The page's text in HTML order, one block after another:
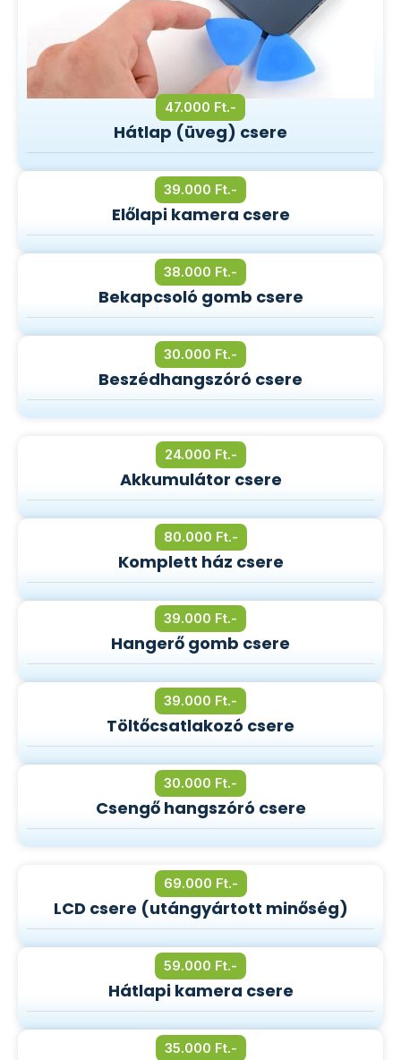
47.000 Ft.-
Hátlap (üveg) csere
39.000 Ft.-
Előlapi kamera csere
38.000 Ft.-
Bekapcsoló gomb csere
30.000 Ft.-
Beszédhangszóró csere
24.000 Ft.-
Akkumulátor csere
80.000 Ft.-
Komplett ház csere
39.000 Ft.-
Hangerő gomb csere
39.000 Ft.-
Töltőcsatlakozó csere
30.000 Ft.-
Csengő hangszóró csere
69.000 Ft.-
LCD csere (utángyártott minőség)
59.000 Ft.-
Hátlapi kamera csere
35.000 Ft.-